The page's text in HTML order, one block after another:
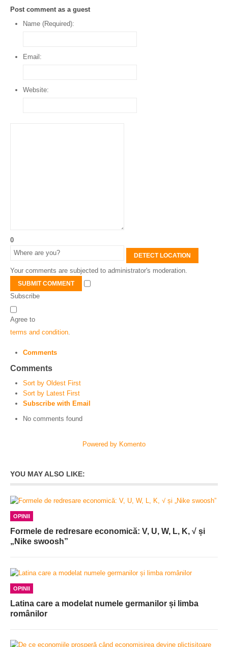
Post comment as a guest
Name (Required):
Email:
Website:
0
DETECT LOCATION
Your comments are subjected to administrator's moderation.
SUBMIT COMMENT
Subscribe
Agree to
terms and condition
Comments
Comments
Sort by Oldest First
Sort by Latest First
Subscribe with Email
No comments found
Powered by Komento
YOU MAY ALSO LIKE:
OPINII
Formele de redresare economică: V, U, W, L, K, √ și
„Nike swoosh”
OPINII
Latina care a modelat numele germanilor și limba
românilor